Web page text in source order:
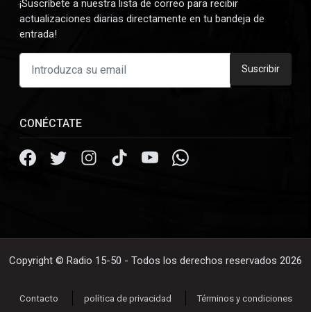
¡Suscríbete a nuestra lista de correo para recibir
actualizaciones diarias directamente en tu bandeja de
entrada!
Suscribir
CONÉCTATE
Copyright © Radio 15-50 - Todos los derechos reservados 2026
Contacto política de privacidad Términos y condiciones